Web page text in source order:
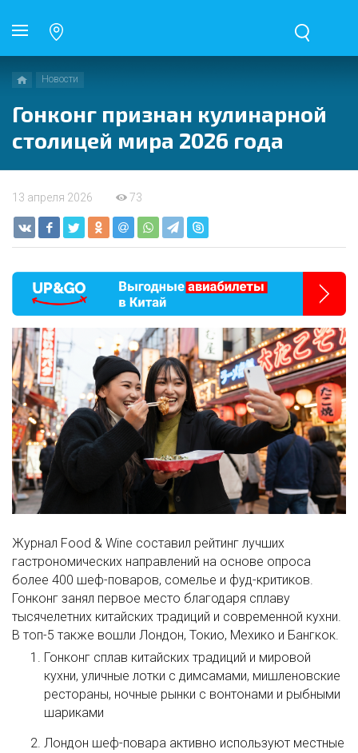
Новости
Гонконг признан кулинарной
столицей мира 2026 года
13 апреля 2026 73
Журнал Food & Wine составил рейтинг лучших
гастрономических направлений на основе опроса
более 400 шеф-поваров, сомелье и фуд-критиков.
Гонконг занял первое место благодаря сплаву
тысячелетних китайских традиций и современной кухни.
В топ-5 также вошли Лондон, Токио, Мехико и Бангкок.
Гонконг сплав китайских традиций и мировой
кухни, уличные лотки с димсамами, мишленовские
рестораны, ночные рынки с вонтонами и рыбными
шариками
Лондон шеф-повара активно используют местные